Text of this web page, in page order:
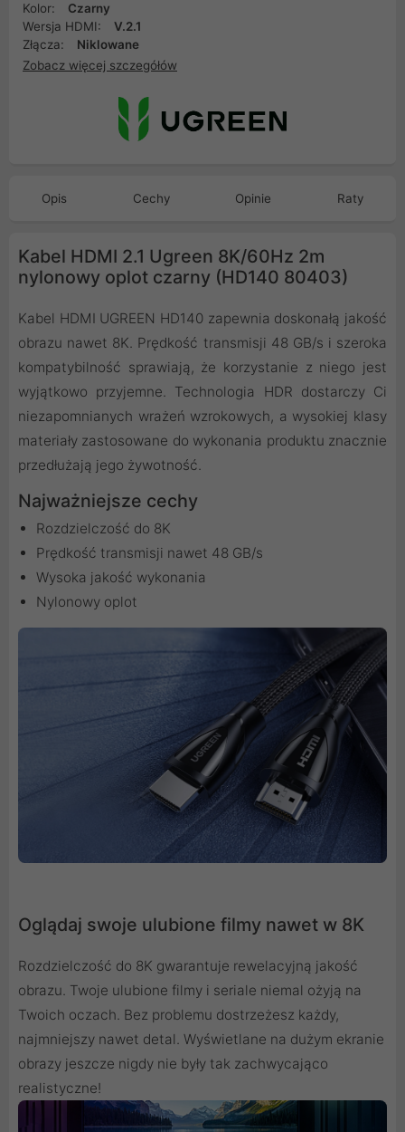
Kolor:
Czarny
Wersja HDMI:
V.2.1
Złącza:
Niklowane
Zobacz więcej szczegółów
Opis Cechy Opinie Raty
Kabel HDMI 2.1 Ugreen 8K/60Hz 2m
nylonowy oplot czarny (HD140 80403)
Kabel HDMI UGREEN HD140 zapewnia doskonałą jakość
obrazu nawet 8K. Prędkość transmisji 48 GB/s i szeroka
kompatybilność sprawiają, że korzystanie z niego jest
wyjątkowo przyjemne. Technologia HDR dostarczy Ci
niezapomnianych wrażeń wzrokowych, a wysokiej klasy
materiały zastosowane do wykonania produktu znacznie
przedłużają jego żywotność.
Najważniejsze cechy
Rozdzielczość do 8K
Prędkość transmisji nawet 48 GB/s
Wysoka jakość wykonania
Nylonowy oplot
Oglądaj swoje ulubione filmy nawet w 8K
Rozdzielczość do 8K gwarantuje rewelacyjną jakość
obrazu. Twoje ulubione filmy i seriale niemal ożyją na
Twoich oczach. Bez problemu dostrzeżesz każdy,
najmniejszy nawet detal. Wyświetlane na dużym ekranie
obrazy jeszcze nigdy nie były tak zachwycająco
realistyczne!